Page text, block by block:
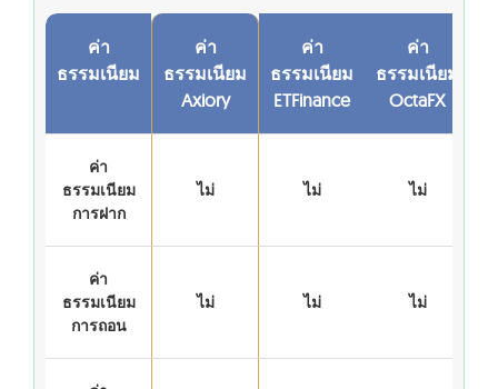
ค่า
ธรรมเนียม
ค่า
ธรรมเนียม
Axiory
ค่า
ธรรมเนียม
ETFinance
ค่า
ธรรมเนียม
OctaFX
ค่า
ธรรมเนียม
การฝาก
ไม่ ไม่ ไม่
ค่า
ธรรมเนียม
การถอน
ไม่ ไม่ ไม่